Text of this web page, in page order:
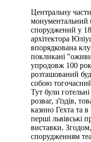
Центральну
монументальний
споруджений у
архітектора
впорядкована
покликані
упродовж 100
розташований
собою
Тут були
розваг, з'їздів,
казино Гехта та
перші львівські
виставки.
спорудженням